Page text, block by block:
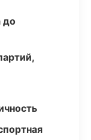
до